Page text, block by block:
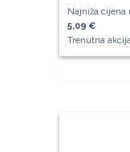
Najniža cijena
5,09 €
Trenutna